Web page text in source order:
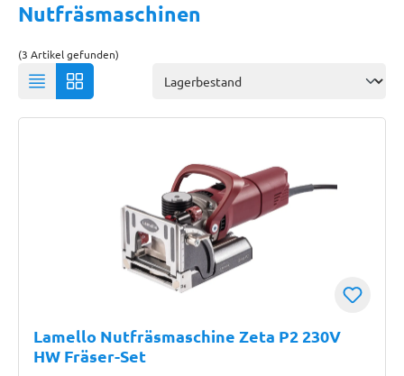
Nutfräsmaschinen
(3 Artikel gefunden)
Lamello Nutfräsmaschine Zeta P2 230V
HW Fräser-Set